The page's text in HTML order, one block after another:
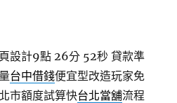
設計9點 26分 52秒 貸款準
台中借錢便宜型改造玩家免
市額度試算快台北當舖流程